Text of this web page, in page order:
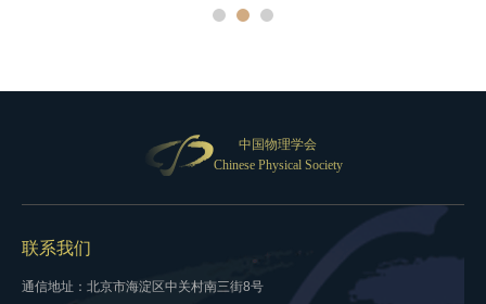
中国物理学会
Chinese Physical Society
联系我们
通信地址：北京市海淀区中关村南三街8号